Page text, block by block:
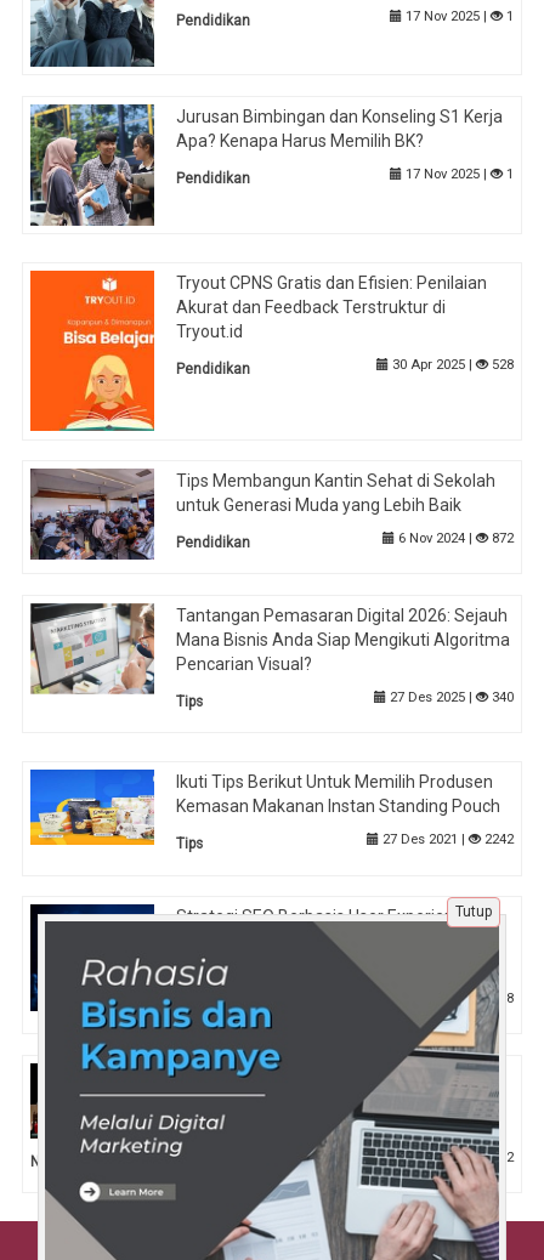
Pendidikan 17 Nov 2025 | 1
Jurusan Bimbingan dan Konseling S1 Kerja
Apa? Kenapa Harus Memilih BK?
Pendidikan 17 Nov 2025 | 1
Tryout CPNS Gratis dan Efisien: Penilaian
Akurat dan Feedback Terstruktur di
Tryout.id
Pendidikan 30 Apr 2025 | 528
Tips Membangun Kantin Sehat di Sekolah
untuk Generasi Muda yang Lebih Baik
Pendidikan 6 Nov 2024 | 872
Tantangan Pemasaran Digital 2026: Sejauh
Mana Bisnis Anda Siap Mengikuti Algoritma
Pencarian Visual?
Tips 27 Des 2025 | 340
Ikuti Tips Berikut Untuk Memilih Produsen
Kemasan Makanan Instan Standing Pouch
Tips 27 Des 2021 | 2242
Strategi SEO Berbasis User Experience
untuk Meningkatkan Ranking Website
Tahun 2026
Tips 6 Mei 2026 | 308
Ciri Kelompok Barisan Penista Agama,
Sering Teriak Radikal Radikul dan Menuduh
Politik Identitas
Nasional 19 Agu 2023 | 2332
Tutup